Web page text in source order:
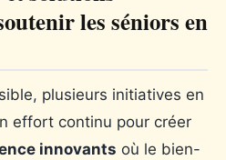
les séniors en
plusieurs initiatives en
effort continu pour créer
innovants où le bien-